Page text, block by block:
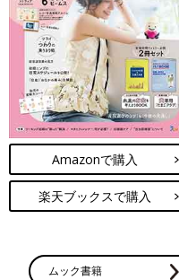
Amazonで購入
楽天ブックスで購入
ムック書籍